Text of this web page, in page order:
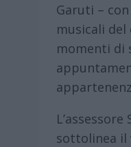
Garuti –
musicali del
momenti di
sottolinea il